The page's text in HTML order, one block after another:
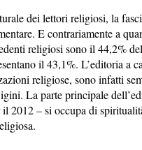
dei lettori religiosi, la
E contrariamente a
religiosi sono il 44,2%
il 43,1%. L’editoria a
religiose, sono infatti
La parte principale
2012 – si occupa di